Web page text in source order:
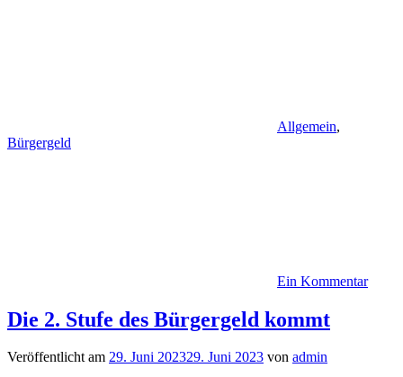
Allgemein,
Bürgergeld
Ein Kommentar
Die 2. Stufe des Bürgergeld kommt
Veröffentlicht am 29. Juni 202329. Juni 2023 von admin